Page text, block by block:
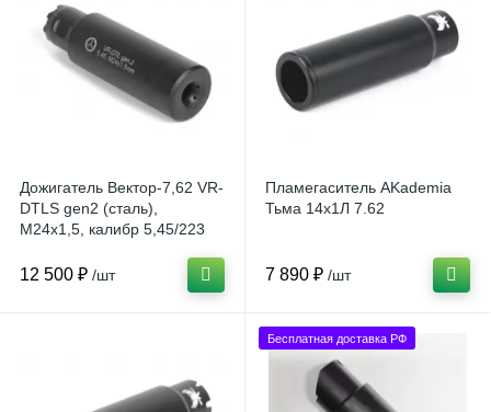
Дожигатель Вектор-7,62 VR-
DTLS gen2 (сталь),
М24x1,5, калибр 5,45/223
12 500 ₽ /шт
Пламегаситель AKademia
Тьма 14x1Л 7.62
7 890 ₽ /шт
Бесплатная доставка РФ